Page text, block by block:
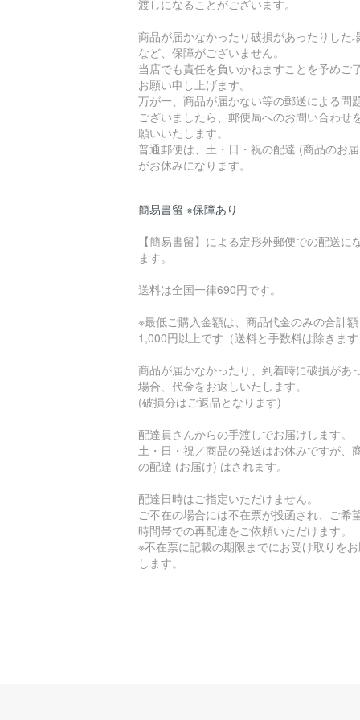
渡しになることがございます。
商品が届かなかったり破損があったりした
など、保障がございません。
当店でも責任を負いかねますことを予めご
お願い申し上げます。
万が一、商品が届かない等の郵送による問
ございましたら、郵便局へのお問い合わせ
願いいたします。
普通郵便は、土・日・祝の配達 (商品のお
がお休みになります。
簡易書留 ※保障あり
【簡易書留】による定形外郵便での配送に
ます。
送料は全国一律690円です。
※最低ご購入金額は、商品代金のみの合計額
1,000円以上です（送料と手数料は除きます
商品が届かなかったり、到着時に破損があ
場合、代金をお返しいたします。
(破損分はご返品となります)
配達員さんからの手渡しでお届けします。
土・日・祝／商品の発送はお休みですが、
の配達 (お届け) はされます。
配達日時はご指定いただけません。
ご不在の場合には不在票が投函され、ご希
時間帯での再配達をご依頼いただけます。
※不在票に記載の期限までにお受け取りを
します。